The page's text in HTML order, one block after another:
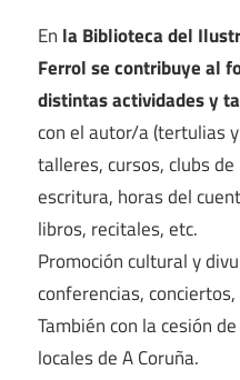
En la Biblioteca del
Ferrol se contribuye al
distintas actividades y
con el autor/a (tertulias
talleres, cursos, clubs
escritura, horas del
libros, recitales, etc.
Promoción cultural y
conferencias, conciertos,
También con la cesión
locales de A Coruña.